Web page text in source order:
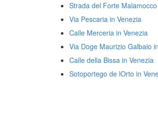
Strada del Forte
Via Pescaria in Venezia
Calle Merceria in Venezia
Via Doge Maurizio Galbaio
Calle della Bissa in Venezia
Sotoportego de lOrto in